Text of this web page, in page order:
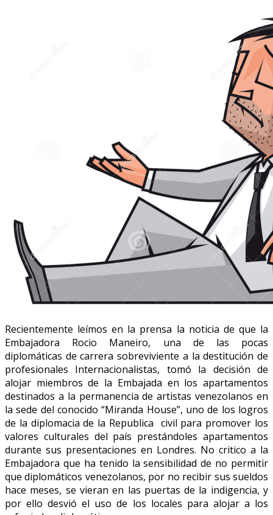
Recientemente leímos en la prensa la noticia de que la
Embajadora Rocio Maneiro, una de las pocas
diplomáticas de carrera sobreviviente a la destitución de
profesionales Internacionalistas, tomó la decisión de
alojar miembros de la Embajada en los apartamentos
destinados a la permanencia de artistas venezolanos en
la sede del conocido “Miranda House”, uno de los logros
de la diplomacia de la Republica civil para promover los
valores culturales del país prestándoles apartamentos
durante sus presentaciones en Londres. No critico a la
Embajadora que ha tenido la sensibilidad de no permitir
que diplomáticos venezolanos, por no recibir sus sueldos
hace meses, se vieran en las puertas de la indigencia, y
por ello desvió el uso de los locales para alojar a los